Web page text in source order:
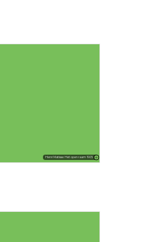
Henri Matisse: Het open raam 1905